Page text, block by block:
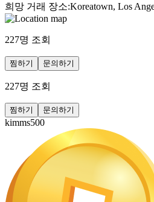
희망 거래 장소:Koreatown, Los
227명 조회
찜하기 문의하기
227명 조회
찜하기 문의하기
kimms500